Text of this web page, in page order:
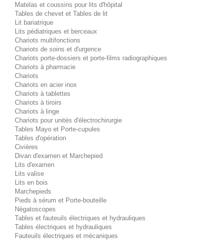
Matelas et coussins pour lits d'hôpital
Tables de chevet et Tables de lit
Lit bariatrique
Lits pédiatriques et berceaux
Chariots multifonctions
Chariots de soins et d'urgence
Chariots porte-dossiers et porte-films radiographiques
Chariots à pharmacie
Chariots
Chariots en acier inox
Chariots à tablettes
Chariots à tiroirs
Chariots à linge
Chariots pour unités d'électrochirurgie
Tables Mayo et Porte-cupules
Tables d'opération
Civières
Divan d'examen et Marchepied
Lits d'examen
Lits valise
Lits en bois
Marchepieds
Pieds à sérum et Porte-bouteille
Négatoscopes
Tables et fauteuils électriques et hydrauliques
Tables électriques et hydrauliques
Fauteuils électriques et mécaniques